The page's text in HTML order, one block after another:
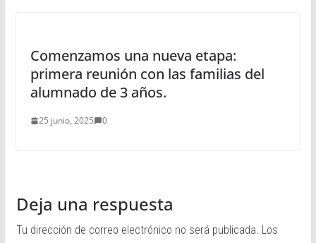
Comenzamos una nueva etapa:
primera reunión con las familias del
alumnado de 3 años.
25 junio, 2025 0
Deja una respuesta
Tu dirección de correo electrónico no será publicada. Los